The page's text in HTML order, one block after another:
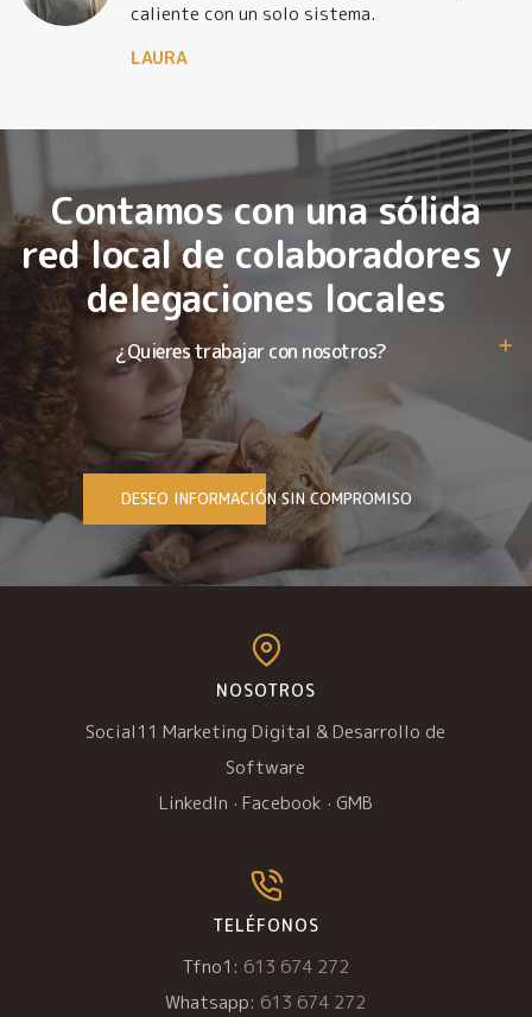
caliente con un solo sistema.
LAURA
Contamos con una sólida
red local de colaboradores y
delegaciones locales
¿Quieres trabajar con nosotros?
DESEO INFORMACIÓN SIN COMPROMISO
NOSOTROS
Social11 Marketing Digital & Desarrollo de
Software
LinkedIn · Facebook · GMB
TELÉFONOS
Tfno1: 613 674 272
Whatsapp: 613 674 272